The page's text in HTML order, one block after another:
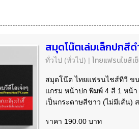
สมุดโน๊ตเล่มเล็กปกสีด
ทั่วไป (ทั่วไป) | ไทยแฟรนไชส์เ
สมุดโน๊ต ไทยแฟรนไชส์ทีวี ข
แกรม หน้าปก พิมพ์ 4 สี 1 หน้
เป็นกระดาษสีขาว (ไม่มีเส้น)
ราคา 190.00 บาท